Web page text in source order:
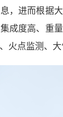
，进而根据
成度高、重
火点监测、大